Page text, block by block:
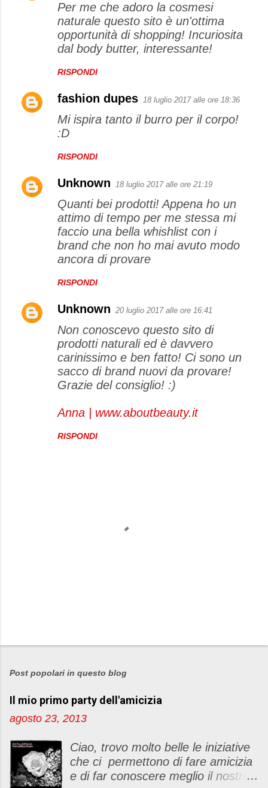
Per me che adoro la cosmesi
naturale questo sito è un'ottima
opportunità di shopping! Incuriosita
dal body butter, interessante!
RISPONDI
fashion dupes 18 luglio 2017 alle ore 18:36
Mi ispira tanto il burro per il corpo!
:D
RISPONDI
Unknown 18 luglio 2017 alle ore 21:19
Quanti bei prodotti! Appena ho un
attimo di tempo per me stessa mi
faccio una bella whishlist con i
brand che non ho mai avuto modo
ancora di provare
RISPONDI
Unknown 20 luglio 2017 alle ore 16:41
Non conoscevo questo sito di
prodotti naturali ed è davvero
carinissimo e ben fatto! Ci sono un
sacco di brand nuovi da provare!
Grazie del consiglio! :)
Anna | www.aboutbeauty.it
RISPONDI
P
s
a
u
c
o
m
m
Post popolari in questo blog
Il mio primo party dell'amicizia
agosto 23, 2013
Ciao, trovo molto belle le iniziative
che ci permettono di fare amicizia
e di far conoscere meglio il nostro